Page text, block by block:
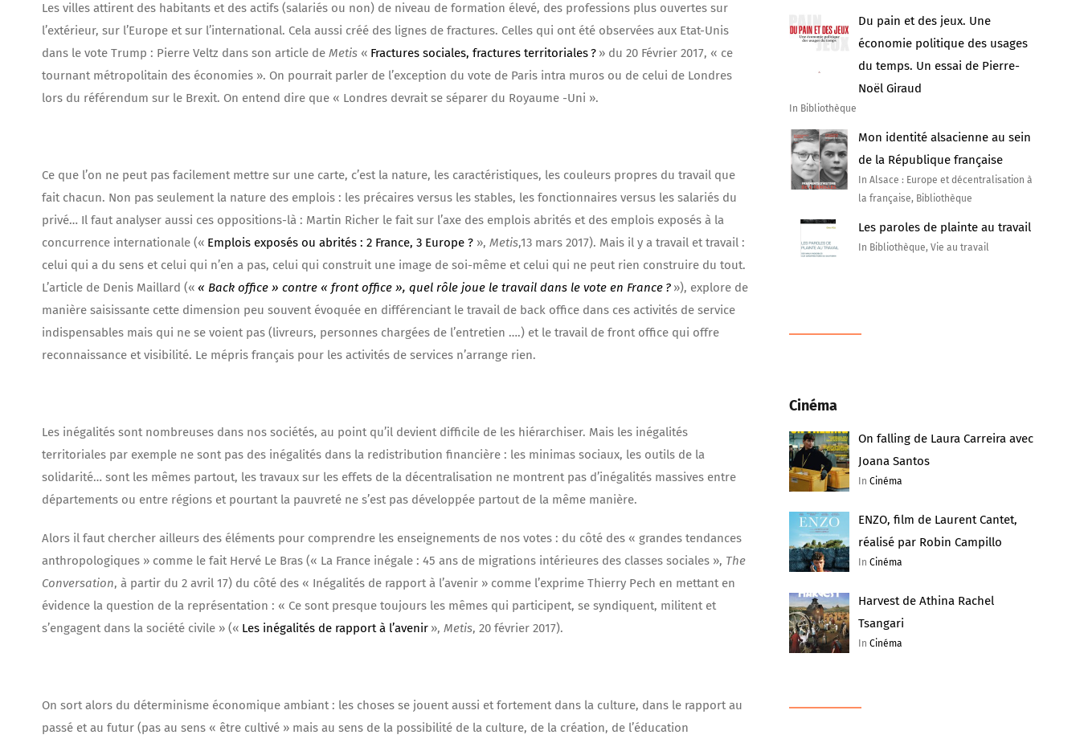
Les villes attirent des habitants et des actifs (salariés ou non) de niveau de formation élevé, des professions plus ouvertes sur
l’extérieur, sur l’Europe et sur l’international. Cela aussi créé des lignes de fractures. Celles qui ont été observées aux Etat-Unis
dans le vote Trump : Pierre Veltz dans son article de Metis « Fractures sociales, fractures territoriales ? » du 20 Février 2017, « ce
tournant métropolitain des économies ». On pourrait parler de l’exception du vote de Paris intra muros ou de celui de Londres
lors du référendum sur le Brexit. On entend dire que « Londres devrait se séparer du Royaume -Uni ».
Ce que l’on ne peut pas facilement mettre sur une carte, c’est la nature, les caractéristiques, les couleurs propres du travail que
fait chacun. Non pas seulement la nature des emplois : les précaires versus les stables, les fonctionnaires versus les salariés du
privé… Il faut analyser aussi ces oppositions-là : Martin Richer le fait sur l’axe des emplois abrités et des emplois exposés à la
concurrence internationale (« Emplois exposés ou abrités : 2 France, 3 Europe ? », Metis,13 mars 2017). Mais il y a travail et travail :
celui qui a du sens et celui qui n’en a pas, celui qui construit une image de soi-même et celui qui ne peut rien construire du tout.
L’article de Denis Maillard (« « Back office » contre « front office », quel rôle joue le travail dans le vote en France ? »), explore de
manière saisissante cette dimension peu souvent évoquée en différenciant le travail de back office dans ces activités de service
indispensables mais qui ne se voient pas (livreurs, personnes chargées de l’entretien ….) et le travail de front office qui offre
reconnaissance et visibilité. Le mépris français pour les activités de services n’arrange rien.
Les inégalités sont nombreuses dans nos sociétés, au point qu’il devient difficile de les hiérarchiser. Mais les inégalités
territoriales par exemple ne sont pas des inégalités dans la redistribution financière : les minimas sociaux, les outils de la
solidarité… sont les mêmes partout, les travaux sur les effets de la décentralisation ne montrent pas d’inégalités massives entre
départements ou entre régions et pourtant la pauvreté ne s’est pas développée partout de la même manière.
Alors il faut chercher ailleurs des éléments pour comprendre les enseignements de nos votes : du côté des « grandes tendances
anthropologiques » comme le fait Hervé Le Bras (« La France inégale : 45 ans de migrations intérieures des classes sociales », The
Conversation, à partir du 2 avril 17) du côté des « Inégalités de rapport à l’avenir » comme l’exprime Thierry Pech en mettant en
évidence la question de la représentation : « Ce sont presque toujours les mêmes qui participent, se syndiquent, militent et
s’engagent dans la société civile » (« Les inégalités de rapport à l’avenir », Metis, 20 février 2017).
On sort alors du déterminisme économique ambiant : les choses se jouent aussi et fortement dans la culture, dans le rapport au
passé et au futur (pas au sens « être cultivé » mais au sens de la possibilité de la culture, de la création, de l’éducation
Du pain et des jeux. Une
économie politique des usages
du temps. Un essai de Pierre-
Noël Giraud
In Bibliothèque
Mon identité alsacienne au sein
de la République française
In Alsace : Europe et décentralisation à
la française, Bibliothèque
Les paroles de plainte au travail
In Bibliothèque, Vie au travail
Cinéma
On falling de Laura Carreira avec
Joana Santos
InCinéma
ENZO, film de Laurent Cantet,
réalisé par Robin Campillo
InCinéma
Harvest de Athina Rachel
Tsangari
InCinéma